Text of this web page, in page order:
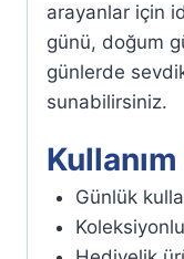
arayanlar için
günü, doğum
günlerde
sunabilirsiniz.
Günlük